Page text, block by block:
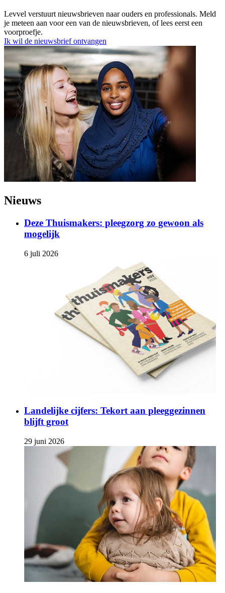
Levvel verstuurt nieuwsbrieven naar ouders en professionals. Meld
je meteen aan voor een van de nieuwsbrieven, of lees eerst een
voorproefje.
Ik wil de nieuwsbrief ontvangen
Nieuws
Deze Thuismakers: pleegzorg zo gewoon als
mogelijk
6 juli 2026
Landelijke cijfers: Tekort aan pleeggezinnen
blijft groot
29 juni 2026